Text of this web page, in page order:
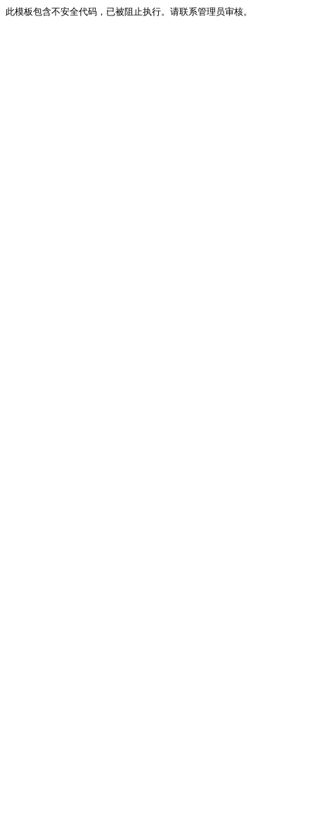
此模板包含不安全代码，已被阻止执行。请联系管理员审核。